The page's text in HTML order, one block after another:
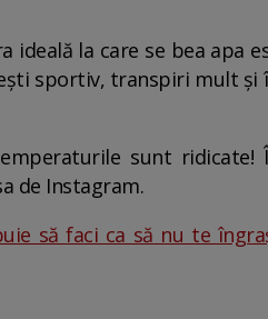
la care se bea apa
sportiv, transpiri mult și
sunt ridicate!
de Instagram.
să faci ca să nu te